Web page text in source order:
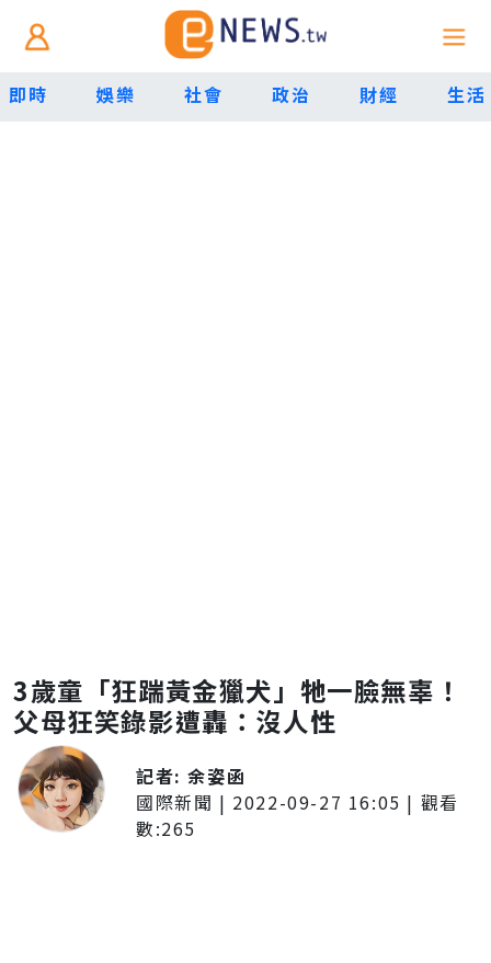
即時 娛樂 社會 政治 財經 生活
3歲童「狂踹黃金獵犬」牠一臉無辜！
父母狂笑錄影遭轟：沒人性
記者:余姿函
國際新聞 | 2022-09-27 16:05 | 觀看
數:265